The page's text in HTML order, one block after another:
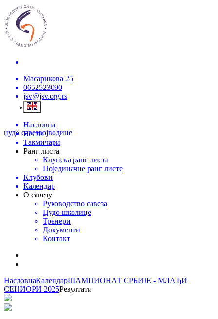
Масарикова 25
0652523090
jsv@jsv.org.rs
џудо савезвојводине
Насловна
Вести
Такмичари
Ранг листа
Клупска ранг листа
Појединачне ранг листе
Клубови
Календар
О савезу
Руководство савеза
Џудо школице
Тренери
Документи
Контакт
НасловнаКалендарШАМПИОНАТ СРБИЈЕ - МЛАЂИ
СЕНИОРИ 2025Резултати